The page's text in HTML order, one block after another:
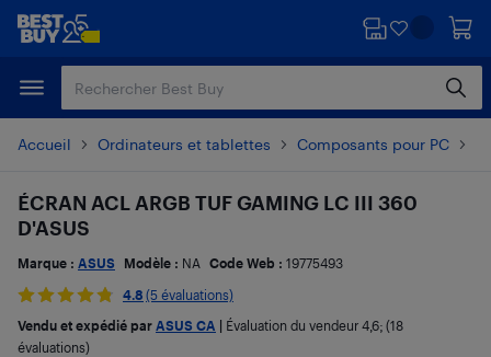
Passer
principal
Passer
Accueil Ordinateurs et tablettes Composants pour PC
ÉCRAN ACL ARGB TUF GAMING LC III 360
D'ASUS
Marque : ASUS Modèle : NA Code Web : 19775493
4.8 (5 évaluations)
Vendu et expédié par ASUS CA Évaluation du vendeur 4,6; (18
évaluations)